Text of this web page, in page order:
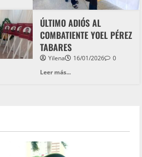
ÚLTIMO ADIÓS AL
COMBATIENTE YOEL PÉREZ
TABARES
Yilena 16/01/2026
0
Leer más...